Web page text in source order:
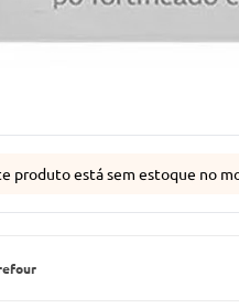
produto está sem estoque no